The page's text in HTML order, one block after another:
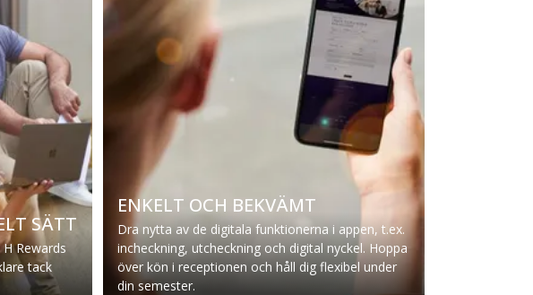
SÄTT
Rewards
tack
ENKELT OCH BEKVÄMT
Dra nytta av de digitala funktionerna i appen, t.ex.
incheckning, utcheckning och digital nyckel. Hoppa
över kön i receptionen och håll dig flexibel under
din semester.